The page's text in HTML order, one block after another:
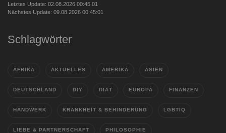
Letztes Update: 02.08.2026 00:45:01
Nächstes Update: 09.08.2026 00:45:01
Schlagwörter
AFRIKA AKTUELLES AMERIKA ASIEN
DEUTSCHLAND DIY DIÄT EUROPA FINANZEN
HANDWERK KRANKHEIT & BEHINDERUNG LGBTIQ
LIEBE & PARTNERSCHAFT PHILOSOPHIE